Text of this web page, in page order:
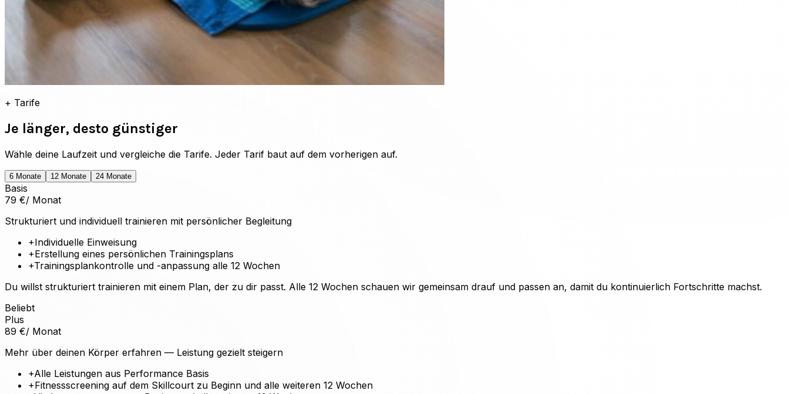
+ Tarife
Je länger, desto günstiger
Wähle deine Laufzeit und vergleiche die Tarife. Jeder Tarif baut auf dem vorherigen auf.
6 Monate 12 Monate 24 Monate
Basis
79 €/ Monat
Strukturiert und individuell trainieren mit persönlicher Begleitung
+Individuelle Einweisung
+Erstellung eines persönlichen Trainingsplans
+Trainingsplankontrolle und -anpassung alle 12 Wochen
Du willst strukturiert trainieren mit einem Plan, der zu dir passt. Alle 12 Wochen schauen wir gemeinsam drauf und passen an, damit du kontinuierlich Fortschritte machst.
Beliebt
Plus
89 €/ Monat
Mehr über deinen Körper erfahren — Leistung gezielt steigern
+Alle Leistungen aus Performance Basis
+Fitnessscreening auf dem Skillcourt zu Beginn und alle weiteren 12 Wochen